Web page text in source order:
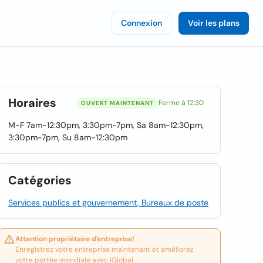
Connexion Voir les plans
Horaires OUVERT MAINTENANT Ferme à 12:30
M-F 7am-12:30pm, 3:30pm-7pm, Sa 8am-12:30pm,
3:30pm-7pm, Su 8am-12:30pm
Catégories
Services publics et gouvernement, Bureaux de poste
Attention propriétaire d'entreprise!
Enregistrez votre entreprise maintenant et améliorez
votre portée mondiale avec iGlobal.